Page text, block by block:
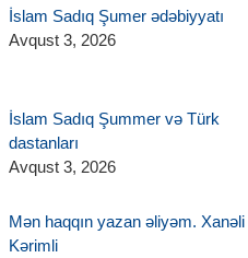
İslam Sadıq Şumer ədəbiyyatı
Avqust 3, 2026
İslam Sadıq Şummer və Türk
dastanları
Avqust 3, 2026
Mən haqqın yazan əliyəm. Xanəli
Kərimli